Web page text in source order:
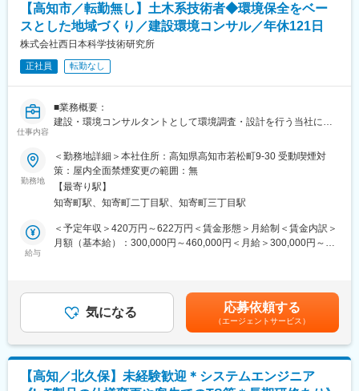
【その他補足情報】
・長期間の研修を用意しているため職種未経験＆技術的な知識が
全く無い方でも立ち上りが可能となっております。
・正社員登用は前提の採用です。就業態度に問題がなければ原則
登用となり、業界トップクラスシェアを誇る優良企業の正社員と
して安定就業が可能です。（登用率98%、試験やノルマなし）
・業界トップクラスのIoT製品や医療システムに触れる事が可能で
す。また、販売スキルだけでなく薬局運営コンサルティングのス
【ポジションの魅力】
・同社の製品やシステムが、24時間止めてはならない医療現場の
安心安全や、医療従事者の負担軽減に大きく貢献しています。
製品が多数あります。寡占市場だからこそ、競合製品を使ってい
る顧客からいかにシェアを獲得するか、試行錯誤する面白さがあ
【同社について】
当社は売上高256億円、全国77拠点、従業員数570名規模を誇る調
剤機器メーカーです。1971年創業と半世紀以上歴史をもち、特に
1980年代から他社に先駆けてスウェーデンなどヨーロッパに販売
網を拡大してきました。国内だけでなく、海外での売上も安定的
【高知市／転勤無し】土木系技術者◆環境保全をベー
スとした地域づくり／建設環境コンサル／年休121日
株式会社西日本科学技術研究所
正社員 転勤なし
仕事内容
■業務概要：
建設・環境コンサルタントとして環境調査・設計を行う当社にて
■業務詳細：
土木系技術者として当社にて長年培ってきた「近自然工法」の技
術と経験を活かし、治水を図る上で環境への負荷を最小限にしつ
つ、生物の生息環境にも配慮した川づくりのあり方・手法を提案
します。
・設計検討
┗近自然河川工法に関する各種設計に対する検証、施工後の予測
を行うため、数値解析を行います
川工法の観点から、調査・分析します。
・測量調査
勤務地
＜勤務地詳細＞本社住所：高知県高知市若松町9-30 受動喫煙対
策：屋内全面禁煙変更の範囲：無
【最寄り駅】
知寄町駅、知寄町二丁目駅、知寄町三丁目駅
給与
＜予定年収＞420万円～622万円＜賃金形態＞月給制＜賃金内訳＞
月額（基本給）：300,000円～460,000円＜月給＞300,000円～
はあくまでも目安の金額であり、選考を通じて上下する可能性が
あります。月給(月額)は固定手当を含めた表記です。
気になる 応募依頼する
（エージェントサービス）
【高知／北久保】未経験歓迎＊システムエンジニア